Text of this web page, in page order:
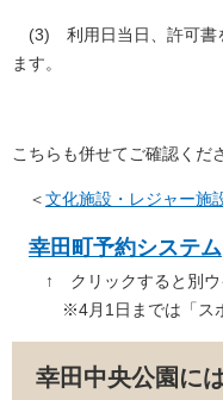
(3) 利用日当日、許可書
ます。
こちらも併せてご確認くだ
＜文化施設・レジャー施
幸田町予約システム
↑ クリックすると別ウ
※4月1日までは「スポ
幸田中央公園に